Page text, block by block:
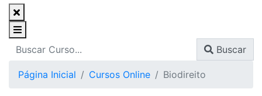
Buscar
Página Inicial Cursos Online Biodireito